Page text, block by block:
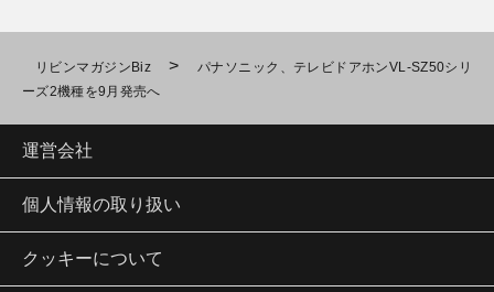
リビンマガジンBiz >
パナソニック、テレビドアホンVL-SZ50シリ
ーズ2機種を9月発売へ
運営会社
個人情報の取り扱い
クッキーについて